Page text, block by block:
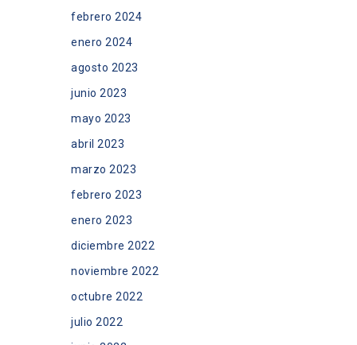
febrero 2024
enero 2024
agosto 2023
junio 2023
mayo 2023
abril 2023
marzo 2023
febrero 2023
enero 2023
diciembre 2022
noviembre 2022
octubre 2022
julio 2022